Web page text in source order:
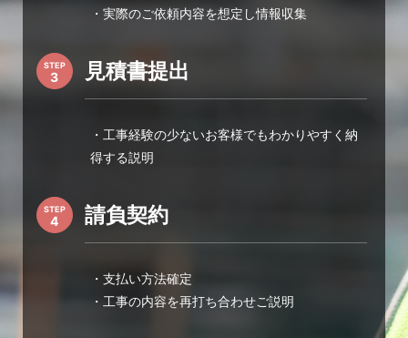
・実際のご依頼内容を想定し情報収集
STEP 見積書提出
・工事経験の少ないお客様でもわかりやすく納
得する説明
STEP 請負契約
・支払い方法確定
・工事の内容を再打ち合わせご説明